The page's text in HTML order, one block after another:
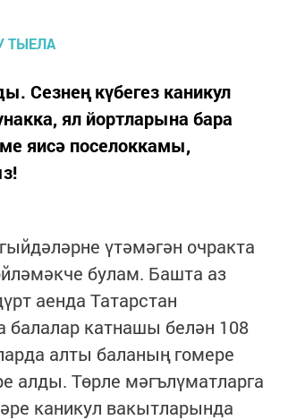
Сезнең күбегез каникул
ял йортларына бара
яисә поселоккамы,
үтәмәгән очракта
булам. Башта аз
аенда Татарстан
катнашы белән 108
алты баланың гомере
алды. Төрле мәгълүматларга
каникул вакытларында